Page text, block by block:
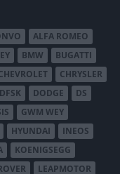
ALFA ROMEO
BMW
BUGATTI
CHRYSLER
DFSK DODGE
DS
GWM WEY
HYUNDAI
INEOS
KOENIGSEGG
LEAPMOTOR